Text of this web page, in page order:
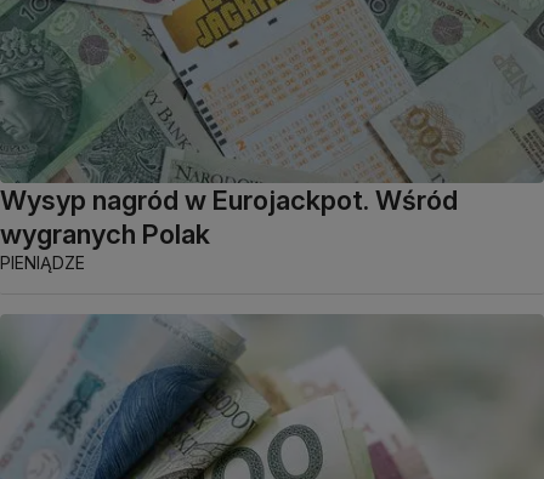
Wysyp nagród w Eurojackpot. Wśród
wygranych Polak
PIENIĄDZE